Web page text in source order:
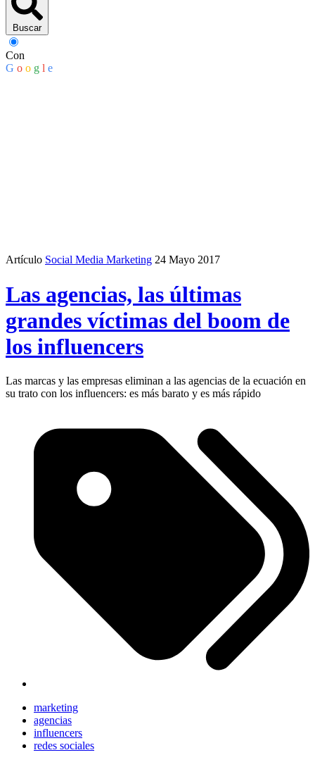
Buscar
Con
G o o g l e
Artículo Social Media Marketing 24 Mayo 2017
Las agencias, las últimas
grandes víctimas del boom de
los influencers
Las marcas y las empresas eliminan a las agencias de la ecuación en
su trato con los influencers: es más barato y es más rápido
marketing
agencias
influencers
redes sociales